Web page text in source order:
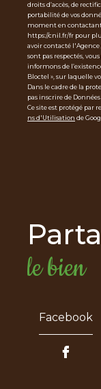
droits d’accès, de
portabilité de vos
moment en contactant
https://cnil.fr/fr pour
avoir contacté l'Agence
sont pas respectés,
informons de
Bloctel », sur laquelle
Dans le cadre de la
pas inscrire de
Ce site est protégé par
ns d'Utilisation de
le bien
Facebook